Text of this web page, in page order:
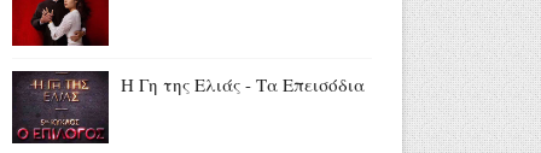
«Oνειρευόμουν μια αγάπη σαν
Η Γη της Ελιάς - Τα Επεισόδια